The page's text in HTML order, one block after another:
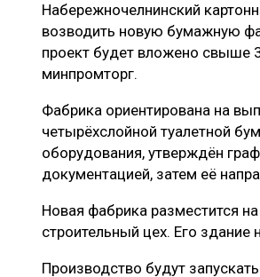
Набережночелнинский
возводить новую бумажную
проект будет вложено свыше
минпромторг.
Фабрика ориентирована на
четырёхслойной туалетной
оборудования, утверждён
документацией, затем её
Новая фабрика разместится
строительный цех. Его здание
Производство будут